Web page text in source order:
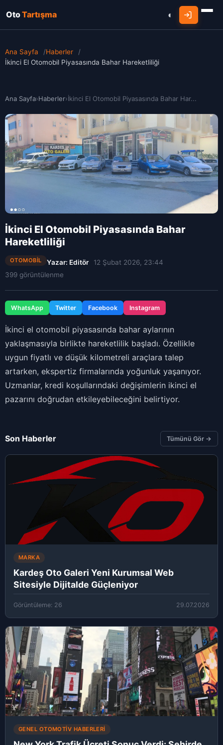
OtoTartışma
Ana Sayfa /Haberler
/
İkinci El Otomobil Piyasasında Bahar Hareketliliği
Ana Sayfa›Haberler›İkinci El Otomobil Piyasasında Bahar Har...
İkinci El Otomobil Piyasasında Bahar
Hareketliliği
OTOMOBIL Yazar: Editör
12 Şubat 2026, 23:44
399 görüntülenme
WhatsApp Twitter Facebook Instagram
İkinci el otomobil piyasasında bahar aylarının
yaklaşmasıyla birlikte hareketlilik başladı. Özellikle
uygun fiyatlı ve düşük kilometreli araçlara talep
artarken, ekspertiz firmalarında yoğunluk yaşanıyor.
Uzmanlar, kredi koşullarındaki değişimlerin ikinci el
pazarını doğrudan etkileyebileceğini belirtiyor.
Son Haberler Tümünü Gör →
MARKA
Kardeş Oto Galeri Yeni Kurumsal Web
Sitesiyle Dijitalde Güçleniyor
Görüntüleme: 26 29.07.2026
GENEL OTOMOTIV HABERLERI